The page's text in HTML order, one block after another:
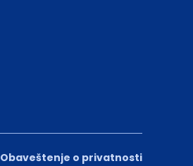
Obaveštenje o privatnosti